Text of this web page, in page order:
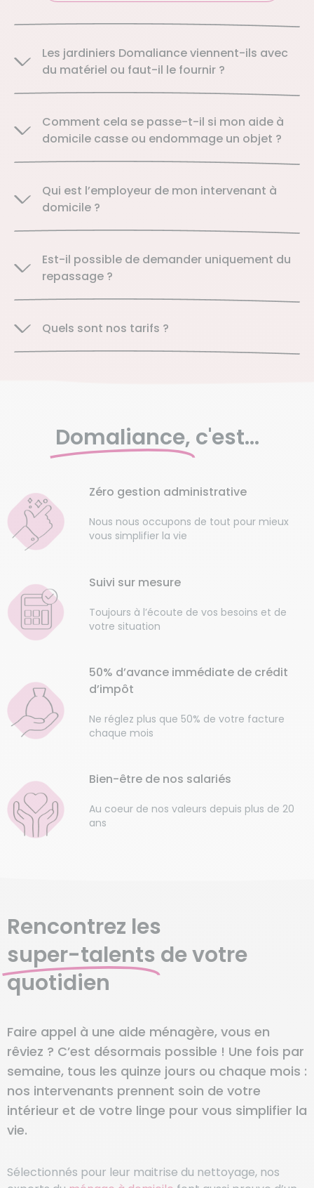
Les jardiniers Domaliance viennent-ils avec
du matériel ou faut-il le fournir ?
Comment cela se passe-t-il si mon aide à
domicile casse ou endommage un objet ?
Qui est l’employeur de mon intervenant à
domicile ?
Est-il possible de demander uniquement du
repassage ?
Quels sont nos tarifs ?
Domaliance, c'est...
Zéro gestion administrative
Nous nous occupons de tout pour mieux
vous simplifier la vie
Suivi sur mesure
Toujours à l’écoute de vos besoins et de
votre situation
50% d’avance immédiate de crédit
d’impôt
Ne réglez plus que 50% de votre facture
chaque mois
Bien-être de nos salariés
Au coeur de nos valeurs depuis plus de 20
ans
Rencontrez les
super-talents de votre
quotidien
Faire appel à une aide ménagère, vous en
rêviez ? C’est désormais possible ! Une fois par
semaine, tous les quinze jours ou chaque mois :
nos intervenants prennent soin de votre
intérieur et de votre linge pour vous simplifier la
vie.
Sélectionnés pour leur maitrise du nettoyage, nos